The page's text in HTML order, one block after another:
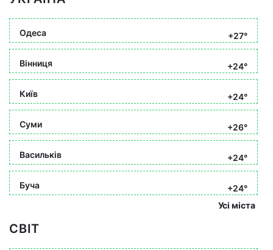
Одеса +27°
Вінниця +24°
Київ +24°
Суми +26°
Васильків +24°
Буча
+24°
Усі міста
СВІТ